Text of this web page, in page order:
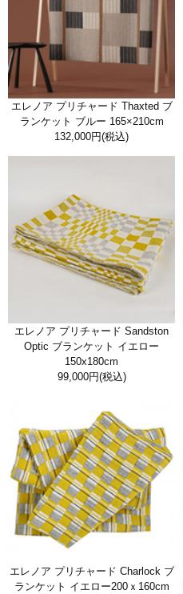
エレノア プリチャード Thaxted ブ
ランケット ブルー 165×210cm
132,000円(税込)
エレノア プリチャード Sandston
Optic ブランケット イエロー
150x180cm
99,000円(税込)
エレノア プリチャード Charlock ブ
ランケット イエロー200ｘ160cm